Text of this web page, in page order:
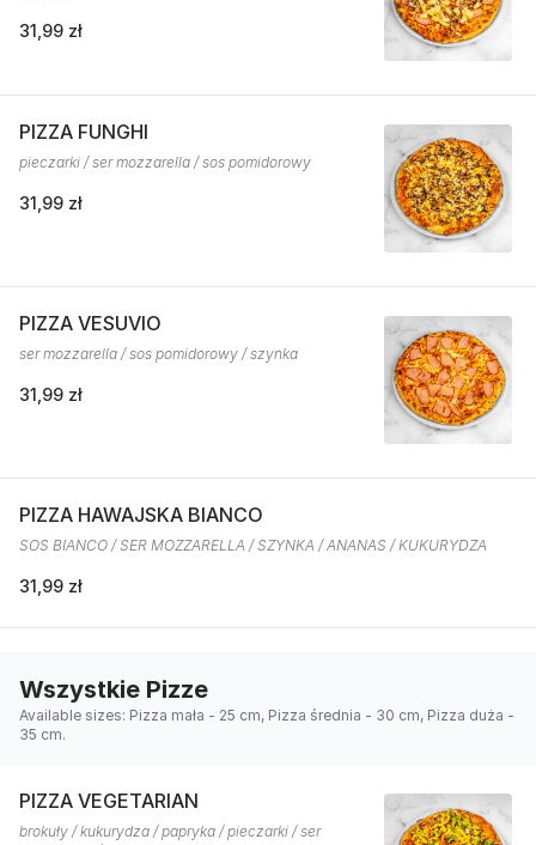
31,99 zł
PIZZA FUNGHI
pieczarki / ser mozzarella / sos pomidorowy
31,99 zł
PIZZA VESUVIO
ser mozzarella / sos pomidorowy / szynka
31,99 zł
PIZZA HAWAJSKA BIANCO
SOS BIANCO / SER MOZZARELLA / SZYNKA / ANANAS / KUKURYDZA
31,99 zł
Wszystkie Pizze
Available sizes: Pizza mała - 25 cm, Pizza średnia - 30 cm, Pizza duża -
35 cm.
PIZZA VEGETARIAN
brokuły / kukurydza / papryka / pieczarki / ser